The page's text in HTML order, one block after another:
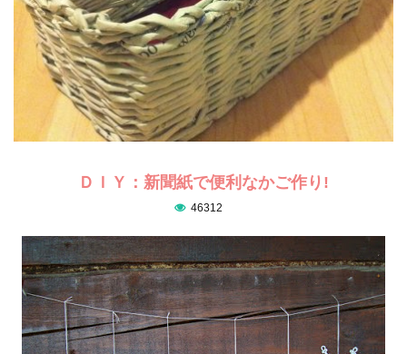
ＤＩＹ：新聞紙で便利なかご作り!
46312